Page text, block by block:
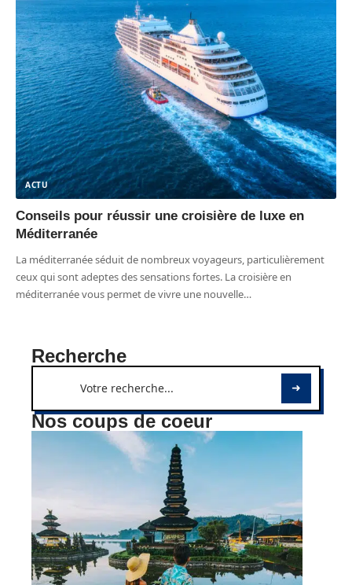
ACTU
Conseils pour réussir une croisière de luxe en
Méditerranée
La méditerranée séduit de nombreux voyageurs, particulièrement
ceux qui sont adeptes des sensations fortes. La croisière en
méditerranée vous permet de vivre une nouvelle…
Recherche
Nos coups de coeur